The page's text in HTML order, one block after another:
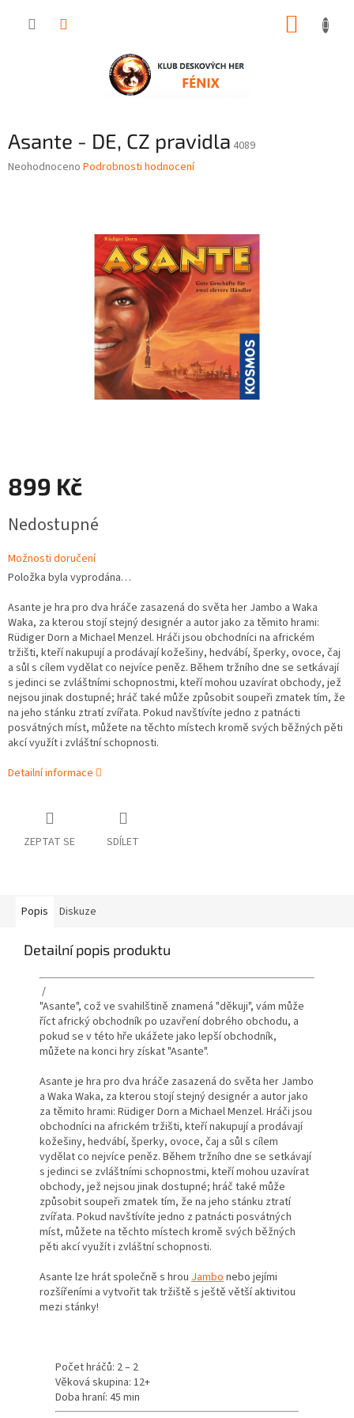
Asante - DE, CZ pravidla 4089
Průměrné
Neohodnoceno Podrobnosti hodnocení
899 Kč
cena:
Nedostupné
Možnosti doručení
Položka byla vyprodána…
Asante je hra pro dva hráče zasazená do světa her Jambo a Waka
Waka, za kterou stojí stejný designér a autor jako za těmito hrami:
Rüdiger Dorn a Michael Menzel. Hráči jsou obchodníci na africkém
tržišti, kteří nakupují a prodávají kožešiny, hedvábí, šperky, ovoce, čaj
a sůl s cílem vydělat co nejvíce peněz. Během tržního dne se setkávají
s jedinci se zvláštními schopnostmi, kteří mohou uzavírat obchody, jež
nejsou jinak dostupné; hráč také může způsobit soupeři zmatek tím, že
na jeho stánku ztratí zvířata. Pokud navštívíte jedno z patnácti
posvátných míst, můžete na těchto místech kromě svých běžných pěti
akcí využít i zvláštní schopnosti.
Detailní informace
ZEPTAT SE SDÍLET
Popis Diskuze
Detailní popis produktu
/
"Asante", což ve svahilštině znamená "děkuji", vám může
říct africký obchodník po uzavření dobrého obchodu, a
pokud se v této hře ukážete jako lepší obchodník,
můžete na konci hry získat "Asante".
Asante je hra pro dva hráče zasazená do světa her Jambo
a Waka Waka, za kterou stojí stejný designér a autor jako
za těmito hrami: Rüdiger Dorn a Michael Menzel. Hráči jsou
obchodníci na africkém tržišti, kteří nakupují a prodávají
kožešiny, hedvábí, šperky, ovoce, čaj a sůl s cílem
vydělat co nejvíce peněz. Během tržního dne se setkávají
s jedinci se zvláštními schopnostmi, kteří mohou uzavírat
obchody, jež nejsou jinak dostupné; hráč také může
způsobit soupeři zmatek tím, že na jeho stánku ztratí
zvířata. Pokud navštívíte jedno z patnácti posvátných
míst, můžete na těchto místech kromě svých běžných
pěti akcí využít i zvláštní schopnosti.
Asante lze hrát společně s hrou Jambonebo jejími
rozšířeními a vytvořit tak tržiště s ještě větší aktivitou
mezi stánky!
Počet hráčů: 2 – 2
Věková skupina: 12+
Doba hraní: 45 min